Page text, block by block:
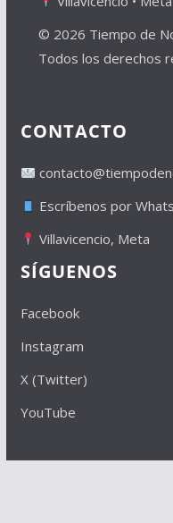
© 2026 Tiempo de
Todos los derechos
CONTACTO
Escríbenos por
Villavicencio, Meta
SÍGUENOS
Facebook
Instagram
X (Twitter)
YouTube